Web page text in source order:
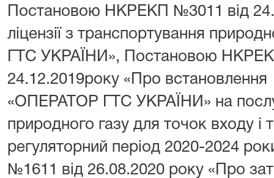
Постановою НКРЕКП №3011 від
ліцензії з транспортування
ГТС УКРАЇНИ», Постановою
24.12.2019року «Про
«ОПЕРАТОР ГТС УКРАЇНИ» на
природного газу для точок входу і
регуляторний період 2020-2024
№1611 від 26.08.2020 року «Про